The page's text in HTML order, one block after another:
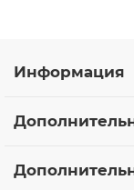
Информация